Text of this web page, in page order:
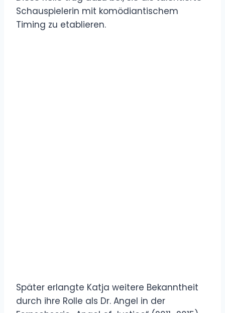
Schauspielerin mit komödiantischem
Timing zu etablieren.
Später erlangte Katja weitere Bekanntheit
durch ihre Rolle als Dr. Angel in der